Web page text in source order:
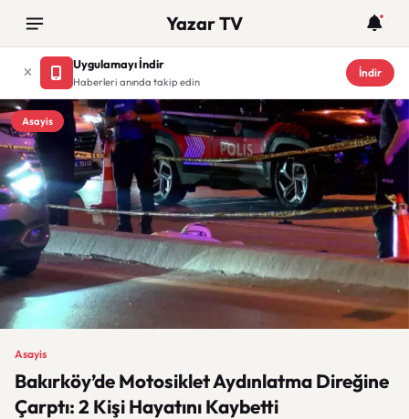
Yazar TV
Uygulamayı İndir
Haberleri anında takip edin
İndir
Asayis
Asayis
Bakırköy’de Motosiklet Aydınlatma Direğine
Çarptı: 2 Kişi Hayatını Kaybetti